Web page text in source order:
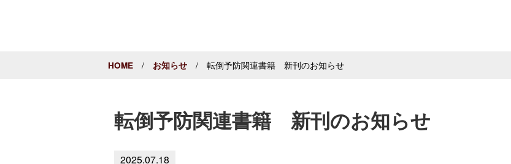
HOME / お知らせ / 転倒予防関連書籍 新刊のお知らせ
転倒予防関連書籍 新刊のお知らせ
2025.07.18